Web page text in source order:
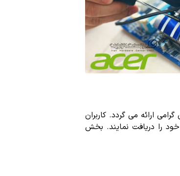
ارائه می گردد. کاربران
را دریافت نمایند. بخش